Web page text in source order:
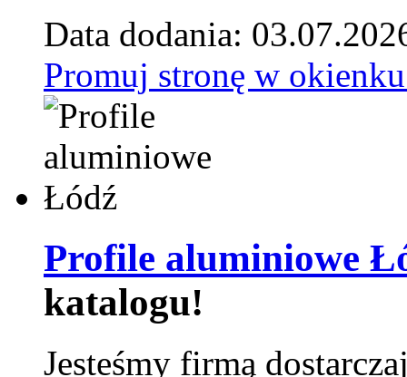
Data dodania:
Promuj stronę w
Profile aluminiowe
katalogu!
Jesteśmy firmą